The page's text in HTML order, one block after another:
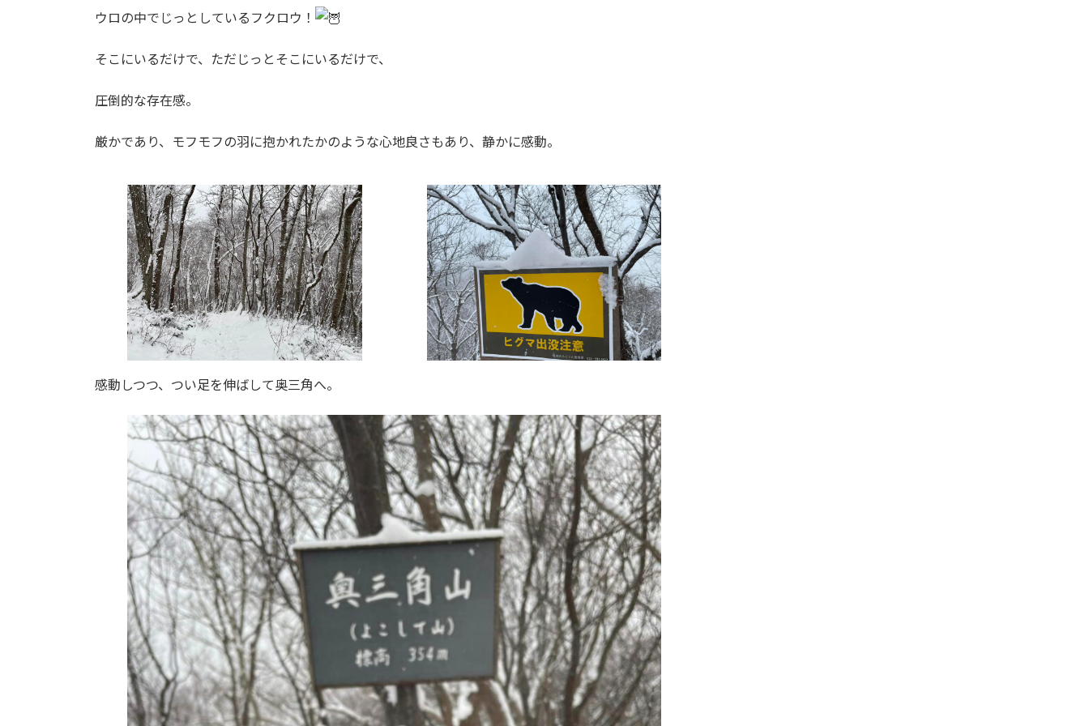
ウロの中でじっとしているフクロウ！
そこにいるだけで、ただじっとそこにいるだけで、
圧倒的な存在感。
厳かであり、モフモフの羽に抱かれたかのような心地良さもあり、静かに感動。
感動しつつ、つい足を伸ばして奥三角へ。